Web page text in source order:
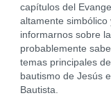
capítulos del
altamente
informarnos sobre
probablemente
temas principales
bautismo de Jesús
Bautista.